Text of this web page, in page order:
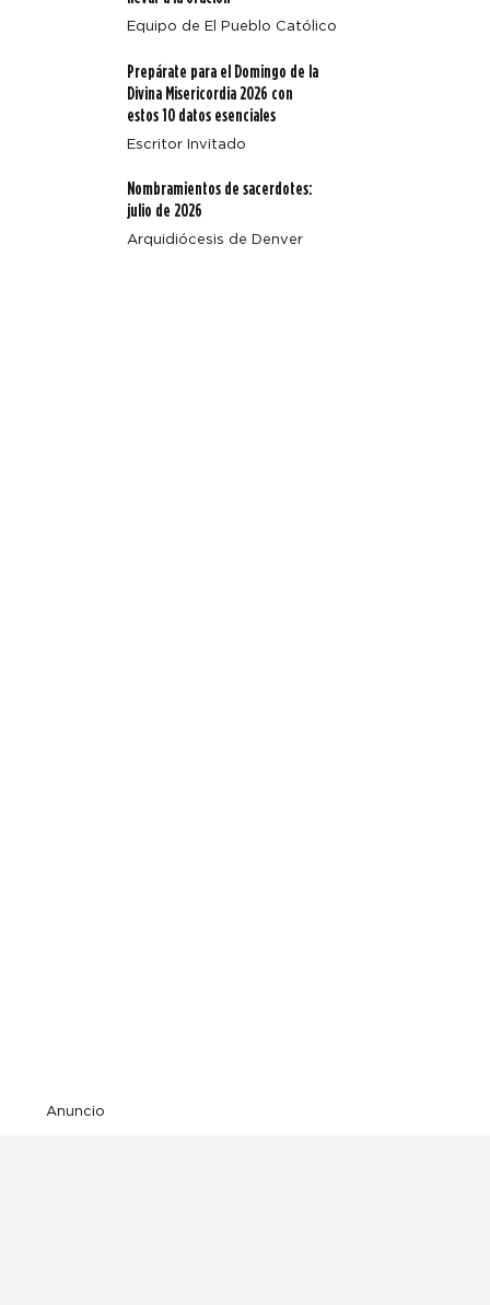
Equipo de El Pueblo Católico
Prepárate para el Domingo de la
Divina Misericordia 2026 con
estos 10 datos esenciales
Escritor Invitado
Nombramientos de sacerdotes:
julio de 2026
Arquidiócesis de Denver
Anuncio